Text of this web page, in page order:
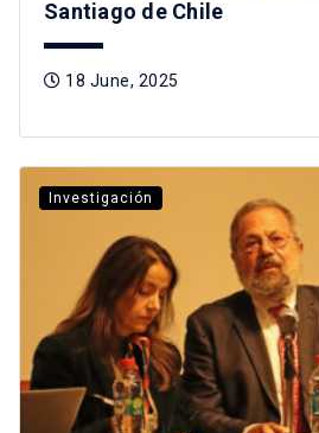
Santiago de Chile
18 June, 2025
Investigación